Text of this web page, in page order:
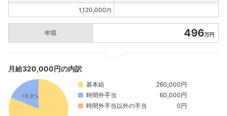
1,120,000円
年収 496万円
月給320,000円の内訳
基本給
260,000円
時間外手当
60,000円
時間外手当以外の手当
0円